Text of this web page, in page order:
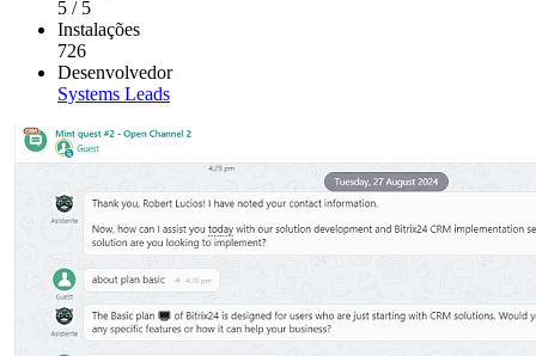
5 / 5
Instalações
726
Desenvolvedor
Systems Leads